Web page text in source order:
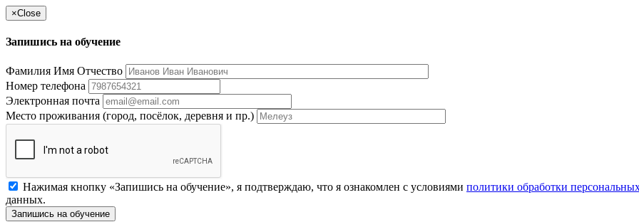
×Close
Запишись на обучение
Фамилия Имя Отчество
Номер телефона
Электронная почта
Место проживания (город, посёлок, деревня и пр.)
Нажимая кнопку «Запишись на обучение», я подтверждаю, что я ознакомлен с условиями политики обработки
данных.